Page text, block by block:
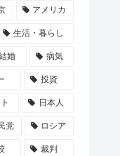
アメリカ
生活・暮らし
婚 病気
投資
日本人
党 ロシア
裁判